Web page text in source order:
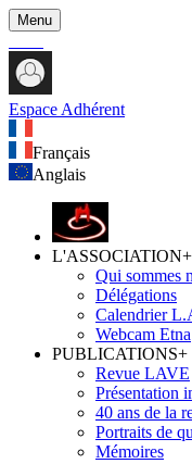
Menu
Espace Adhérent
Français
Anglais
L'ASSOCIATION+
Qui sommes
Délégations
Calendrier
Webcam Etna
PUBLICATIONS+
Revue LAVE
Présentation
40 ans de la
Portraits de
Mémoires